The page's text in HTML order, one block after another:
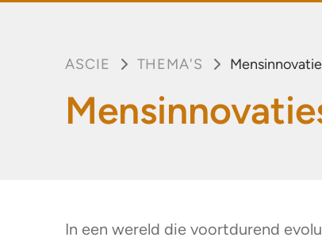
ASCIE THEMA'S
In een wereld die voortdurend